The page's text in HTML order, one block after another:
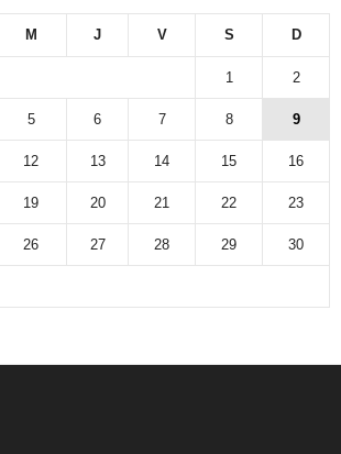
M J V S D
1 2
5 6 7 8 9
12 13 14 15 16
19 20 21 22 23
26 27 28 29 30